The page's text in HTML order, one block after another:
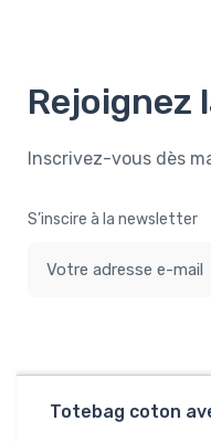
Rejoignez
Inscrivez-vous dès
S’inscire à la newsletter
Totebag coton